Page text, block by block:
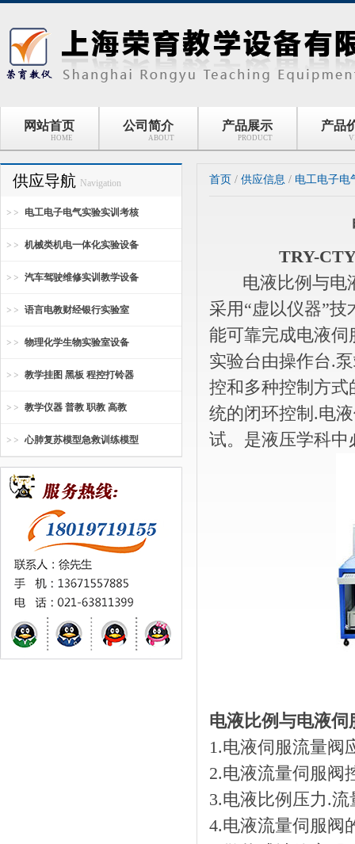
网站首页
HOME
公司简介
ABOUT
产品展示
PRODUCT
产品
供应导航 Navigation
电工电子电气实验实训考核
机械类机电一体化实验设备
汽车驾驶维修实训教学设备
语言电教财经银行实验室
物理化学生物实验室设备
教学挂图 黑板 程控打铃器
教学仪器 普教 职教 高教
心肺复苏模型急救训练模型
首页 / 供应信息 / 电工电子电
TRY-
电液比例与电液
采用“虚以仪器”
能可靠完成电液伺
实验台由操作台.
控和多种控制方
统的闭环控制.电
试。是液压学科中
电液比例与电液
1.电液伺服流量阀
2.电液流量伺服阀
3.电液比例压力.
4.电液流量伺服阀